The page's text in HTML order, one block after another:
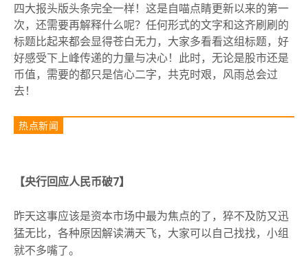
四大报头版头条完全一样！这是自喵点睛更新以来的第一
次，还需要再解释什么呢？任何形式的文字和这齐刷刷的
标题比起来都会显得苍白无力，大家多看看这组标题，好
好感受下上峰传递的力量与决心！此时，无论是股市还是
币值，需要的都只是信心二字，共克时艰，风雨总会过
去！
热点新闻
【央行回应人民币破7】
昨天这事应该是资本市场中最为焦点的了，猝不及防又迅
猛无比，各种原因解读满天飞，大家可以自己找找，小组
就不多嘴了。